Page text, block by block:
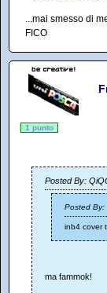
...mai smesso di
FICO
1 punto
Posted By:
Posted By:
inb4 cover
ma fammok!